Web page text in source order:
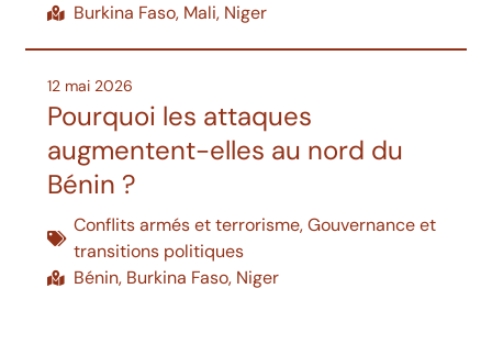
Burkina Faso, Mali, Niger
12 mai 2026
Pourquoi les attaques
augmentent-elles au nord du
Bénin ?
Conflits armés et terrorisme,Gouvernance et
transitions politiques
Bénin, Burkina Faso, Niger